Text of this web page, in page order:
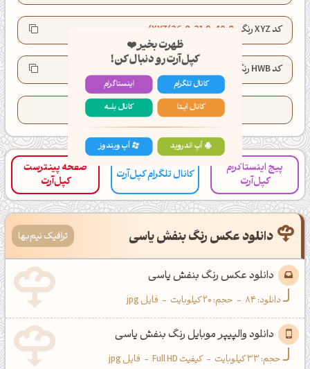
کد XYZ رنگ: XYZ(26.8, 21.9, 40.8)
کد HWB رنگ: HWB(284°, 45%, 33%)
تعداد کدهای کپی شده این رنگ:
پیج اینستاگرام
کپل‌آرت
کانال تلگرام کپل‌آرت
صفحه پینترست
کپل‌آرت
دانلود عکس رنگ بنفش یاسی ترافیک نیم‌بها
دانلود عکس رنگ بنفش یاسی
دانلود:84
- حجم: 20 کیلوبایت - فایل jpg
دانلود والپیپر موبایل رنگ بنفش یاسی
حجم: 33 کیلوبایت - کیفیت Full HD - فایل jpg
ظهرت بخیر❤️
کپل‌آرت رو دنبال کن!
کانال تلگرام
اینستاگرام
کانال ایــتا
کانال بلـــه
اَپ اندروید اَپ ویندوز